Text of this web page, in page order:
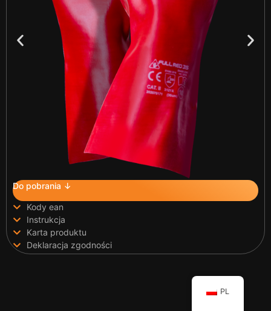
Do pobrania ↓
Kody ean
Instrukcja
Karta produktu
Deklaracja zgodności
PL